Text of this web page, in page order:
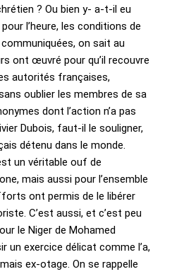
? Ou bien y- a-t-il eu
l’heure, les conditions de
on sait au
ont œuvré pour qu’il recouvre
autorités françaises,
oublier les membres de sa
dont l’action n’a pas
Dubois, faut-il le souligner,
détenu dans le monde.
un véritable ouf de
mais aussi pour l’ensemble
ont permis de le libérer
C’est aussi, et c’est peu
le Niger de Mohamed
un exercice délicat comme l’a,
ex-otage. On se rappelle